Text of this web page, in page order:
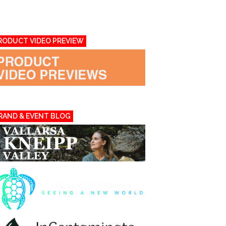
VIDEO PREVIEW
& EVENT BLOG